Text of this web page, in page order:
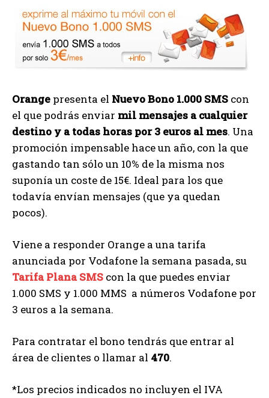
Orange presenta el Nuevo Bono 1.000 SMS con
el que podrás enviar mil mensajes a cualquier
destino y a todas horas por 3 euros al mes. Una
promoción impensable hace un año, con la que
gastando tan sólo un 10% de la misma nos
suponía un coste de 15€. Ideal para los que
todavía envían mensajes (que ya quedan
pocos).
Viene a responder Orange a una tarifa
anunciada por Vodafone la semana pasada, su
Tarifa Plana SMS con la que puedes enviar
1.000 SMS y 1.000 MMS a números Vodafone por
3 euros a la semana.
Para contratar el bono tendrás que entrar al
área de clientes o llamar al 470.
*Los precios indicados no incluyen el IVA